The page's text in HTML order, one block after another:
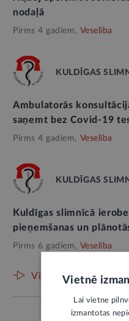
nodaļā
Pirms 4 gadiem, Veselība
KULDĪGAS
Ambulatorās
saņemt bez Covid-19
Pirms 4 gadiem, Veselība
KULDĪGAS
Kuldīgas slimnīcā
pieņemšanas un
Pirms 6 gadiem, Veselība
Visas preses relīzes
Vietnē
Lai vietne
izmantotas